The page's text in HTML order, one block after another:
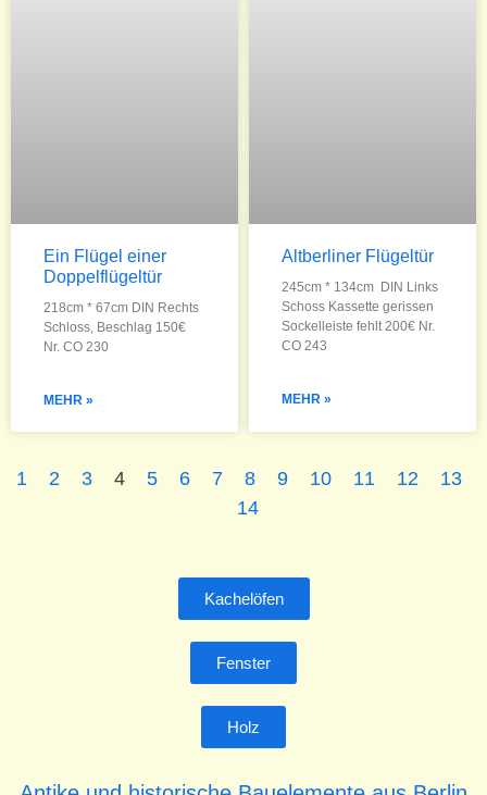
Ein Flügel einer
Doppelflügeltür
218cm * 67cm DIN Rechts
Schloss, Beschlag 150€
Nr. CO 230
MEHR »
Altberliner Flügeltür
245cm * 134cm DIN Links
Schoss Kassette gerissen
Sockelleiste fehlt 200€ Nr.
CO 243
MEHR »
1 2 3 4 5 6 7 8 9 10 11 12
13
14
Kachelöfen
Fenster
Holz